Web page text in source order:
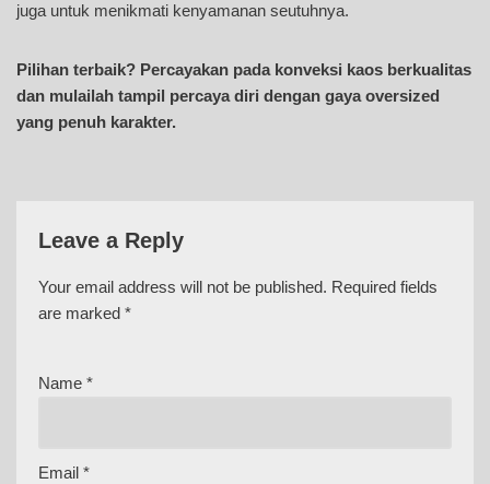
juga untuk menikmati kenyamanan seutuhnya.
Pilihan terbaik? Percayakan pada konveksi kaos berkualitas
dan mulailah tampil percaya diri dengan gaya oversized
yang penuh karakter.
Leave a Reply
Your email address will not be published. Required fields
are marked *
Name *
Email *